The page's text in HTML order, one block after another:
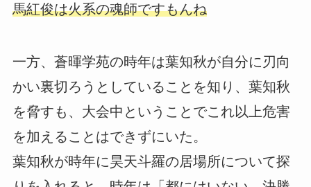
馬紅俊は火系の魂師ですもんね
一方、蒼暉学苑の時年は葉知秋が自分に刃向
かい裏切ろうとしていることを知り、葉知秋
を脅すも、大会中ということでこれ以上危害
を加えることはできずにいた。
葉知秋が時年に昊天斗羅の居場所について探